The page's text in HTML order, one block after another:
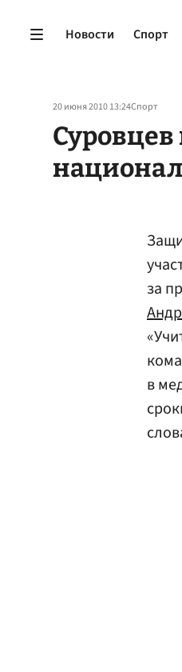
Новости Спорт
20 июня 2010 13:24Спорт
Суровцев
за
в